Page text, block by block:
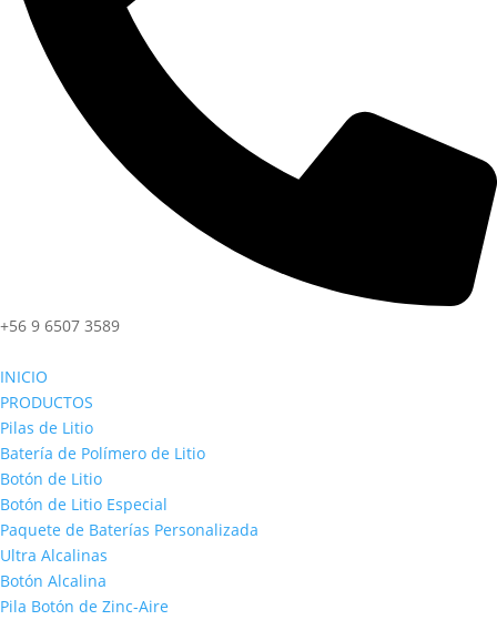
+56 9 6507 3589
INICIO
PRODUCTOS
Pilas de Litio
Batería de Polímero de Litio
Botón de Litio
Botón de Litio Especial
Paquete de Baterías Personalizada
Ultra Alcalinas
Botón Alcalina
Pila Botón de Zinc-Aire